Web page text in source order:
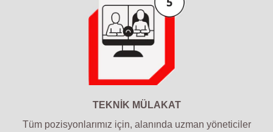
TEKNİK MÜLAKAT
Tüm pozisyonlarımız için, alanında uzman yöneticiler